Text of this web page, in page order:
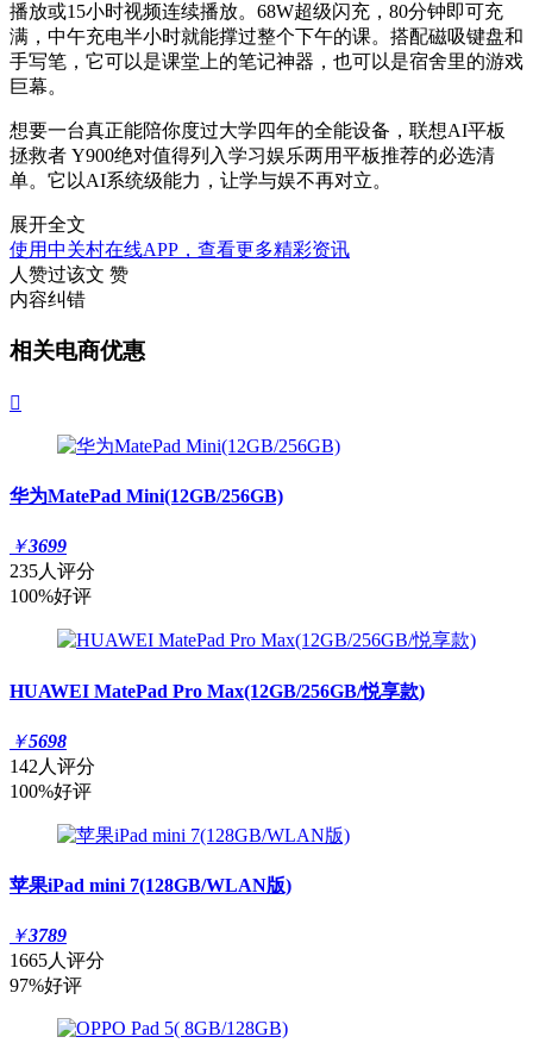
播放或15小时视频连续播放。68W超级闪充，80分钟即可充
满，中午充电半小时就能撑过整个下午的课。搭配磁吸键盘和
手写笔，它可以是课堂上的笔记神器，也可以是宿舍里的游戏
巨幕。
想要一台真正能陪你度过大学四年的全能设备，联想AI平板
拯救者 Y900绝对值得列入学习娱乐两用平板推荐的必选清
单。它以AI系统级能力，让学与娱不再对立。
展开全文
使用中关村在线APP，查看更多精彩资讯
人赞过该文 赞
内容纠错
相关电商优惠

华为MatePad Mini(12GB/256GB)
￥3699
235人评分
100%好评
HUAWEI MatePad Pro Max(12GB/256GB/悦享款)
￥5698
142人评分
100%好评
苹果iPad mini 7(128GB/WLAN版)
￥3789
1665人评分
97%好评